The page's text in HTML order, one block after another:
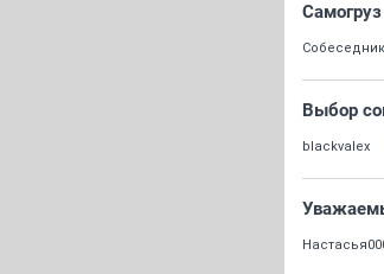
Собеседник
Выбор
blackvalex